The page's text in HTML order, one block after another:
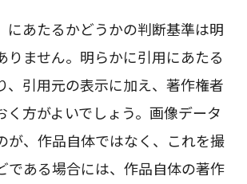
にあたるかどうかの判断基準は明
りません。明らかに引用にあたる
、引用元の表示に加え、著作権者
く方がよいでしょう。画像データ
が、作品自体ではなく、これを撮
である場合には、作品自体の著作